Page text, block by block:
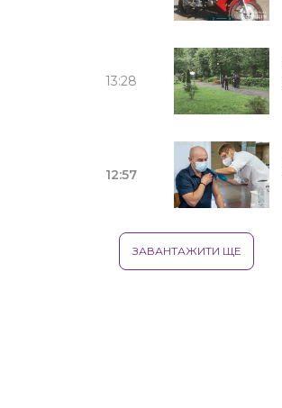
13:28
12:57
ЗАВАНТАЖИТИ ЩЕ